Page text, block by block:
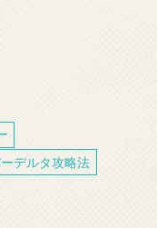
デルタ攻略法